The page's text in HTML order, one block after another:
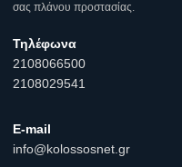
σας πλάνου προστασίας.
Τηλέφωνα
2108066500
2108029541
E-mail
info@kolossosnet.gr